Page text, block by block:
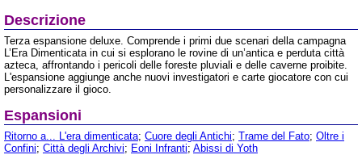
Descrizione
Terza espansione deluxe. Comprende i primi due scenari della campagna
L’Era Dimenticata in cui si esplorano le rovine di un’antica e perduta città
azteca, affrontando i pericoli delle foreste pluviali e delle caverne proibite.
L'espansione aggiunge anche nuovi investigatori e carte giocatore con cui
personalizzare il gioco.
Espansioni
Ritorno a... L'era dimenticata; Cuore degli Antichi; Trame del Fato; Oltre i
Confini; Città degli Archivi; Eoni Infranti; Abissi di Yoth